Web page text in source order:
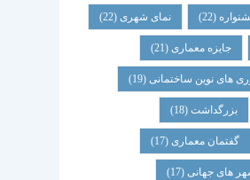
(22) نمای شهری(22)
جایزه معماری(21)
های نوین ساختمانی(19)
بزرگداشت(18)
گفتمان معماری(17)
های جهانی(17)